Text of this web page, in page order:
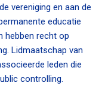
vereniging en aan de
educatie
hebben recht op
Lidmaatschap van
leden die
controlling.